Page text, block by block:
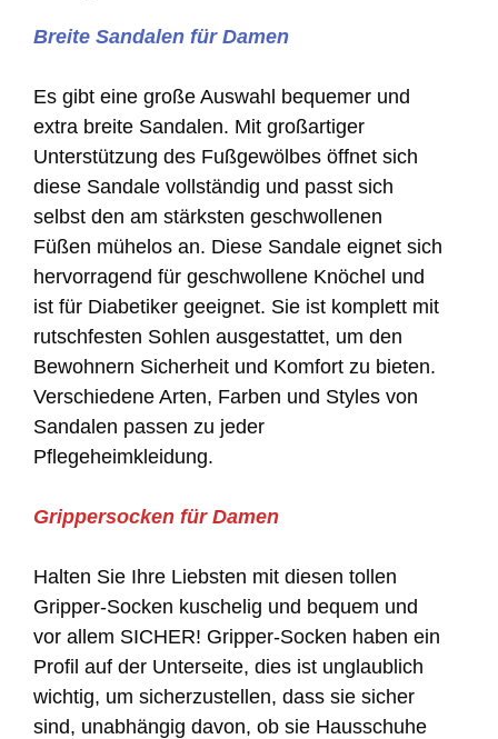
Breite Sandalen für Damen
Es gibt eine große Auswahl bequemer und
extra breite Sandalen. Mit großartiger
Unterstützung des Fußgewölbes öffnet sich
diese Sandale vollständig und passt sich
selbst den am stärksten geschwollenen
Füßen mühelos an. Diese Sandale eignet sich
hervorragend für geschwollene Knöchel und
ist für Diabetiker geeignet. Sie ist komplett mit
rutschfesten Sohlen ausgestattet, um den
Bewohnern Sicherheit und Komfort zu bieten.
Verschiedene Arten, Farben und Styles von
Sandalen passen zu jeder
Pflegeheimkleidung.
Grippersocken für Damen
Halten Sie Ihre Liebsten mit diesen tollen
Gripper-Socken kuschelig und bequem und
vor allem SICHER! Gripper-Socken haben ein
Profil auf der Unterseite, dies ist unglaublich
wichtig, um sicherzustellen, dass sie sicher
sind, unabhängig davon, ob sie Hausschuhe